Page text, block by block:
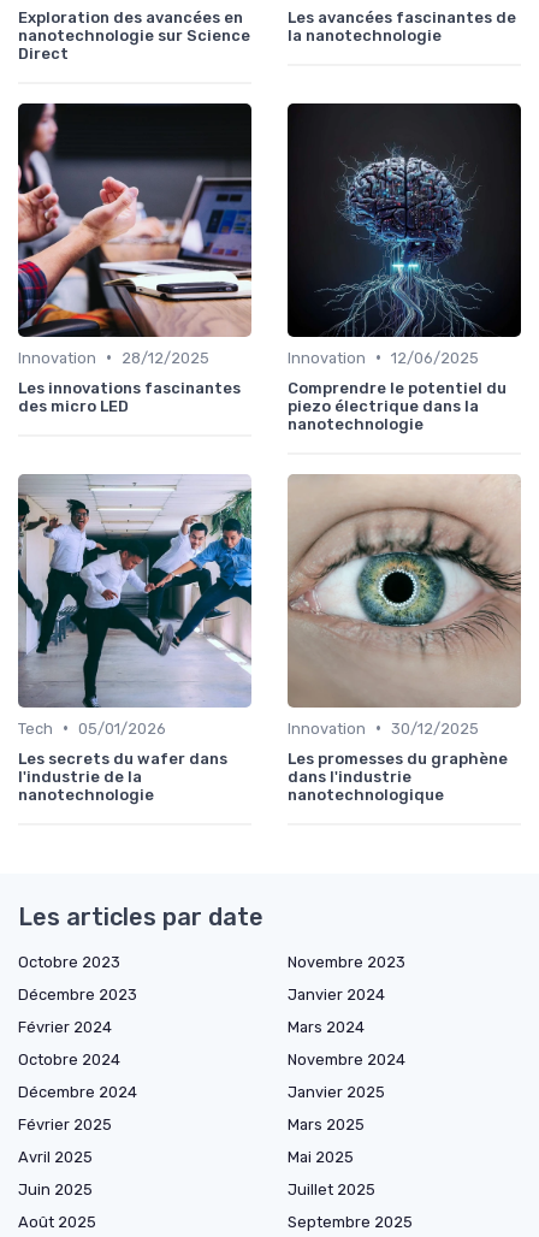
Exploration des avancées en
nanotechnologie sur Science
Direct
Les avancées fascinantes de
la nanotechnologie
Innovation •
28/12/2025
Les innovations fascinantes
des micro LED
Innovation • 12/06/2025
Comprendre le potentiel du
piezo électrique dans la
nanotechnologie
Tech • 05/01/2026
Les secrets du wafer dans
l'industrie de la
nanotechnologie
Innovation • 30/12/2025
Les promesses du graphène
dans l'industrie
nanotechnologique
Les articles par date
Octobre 2023
Novembre 2023
Décembre 2023
Janvier 2024
Février 2024
Mars 2024
Octobre 2024
Novembre 2024
Décembre 2024
Janvier 2025
Février 2025
Mars 2025
Avril 2025
Mai 2025
Juin 2025
Juillet 2025
Août 2025
Septembre 2025